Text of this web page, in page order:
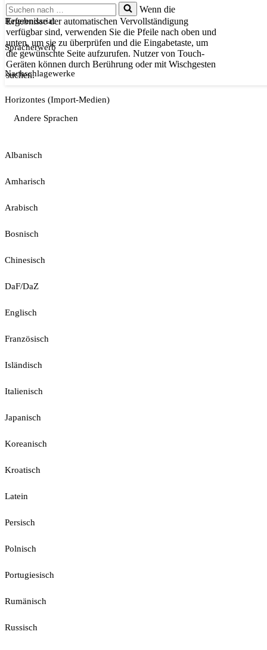
Suchen
nach …
Wenn die
Ergebnisse der automatischen Vervollständigung
verfügbar sind, verwenden Sie die Pfeile nach oben und
unten, um sie zu überprüfen und die Eingabetaste, um
die gewünschte Seite aufzurufen. Nutzer von Touch-
Geräten können durch Berührung oder mit Wischgesten
suchen.
Referendariat
Spracherwerb
Nachschlagewerke
Horizontes (Import-Medien)
Andere Sprachen
Albanisch
Amharisch
Arabisch
Bosnisch
Chinesisch
DaF/DaZ
Englisch
Französisch
Isländisch
Italienisch
Japanisch
Koreanisch
Kroatisch
Latein
Persisch
Polnisch
Portugiesisch
Rumänisch
Russisch